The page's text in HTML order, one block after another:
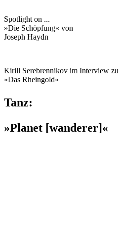
Spotlight on ...
»Die Schöpfung« von
Joseph Haydn
Kirill Serebrennikov im Interview zu
»Das Rheingold«
Tanz:
»Planet [wanderer]«